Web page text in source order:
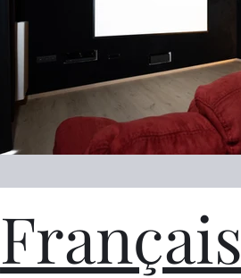
Français